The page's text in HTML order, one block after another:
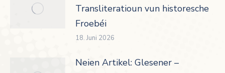
Transliteratioun vun historesche
Froebéi
18. Juni 2026
Neien Artikel: Glesener –